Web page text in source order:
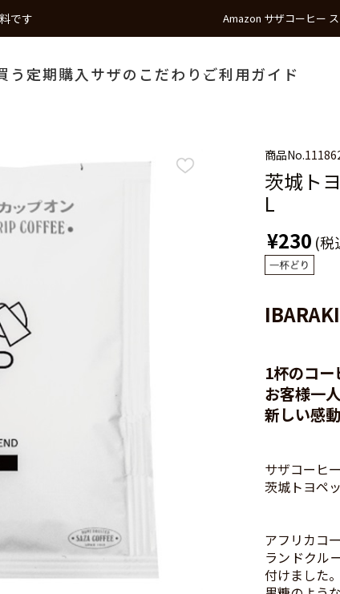
です Amazon サザコーヒー
う 定期購入 サザのこだわり ご利用ガイド
商品No.
茨城ト
L
¥230 (税
1杯のコー
お客様一
新しい感
サザコーヒ
茨城トヨペ
アフリカコ
ランドクル
付けました。